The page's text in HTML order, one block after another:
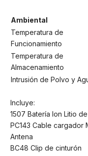
Ambiental
Temperatura de
Funcionamiento
Temperatura de
Almacenamiento
Intrusión de Polvo y
Incluye:
1507 Batería Ion Litio de
PC143 Cable cargador
Antena
BC48 Clip de cinturón